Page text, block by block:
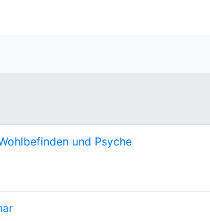
und Psyche